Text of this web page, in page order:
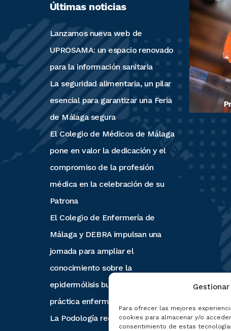
Para ofrecer las mejores
cookies para almacenar y/o
consentimiento de estas
Últimas noticias
Lanzamos nueva web de
UPROSAMA: un espacio renovado
para la información sanitaria
La seguridad alimentaria, un pilar
esencial para garantizar una Feria
de Málaga segura
El Colegio de Médicos de Málaga
pone en valor la dedicación y el
compromiso de la profesión
médica en la celebración de su
Patrona
El Colegio de Enfermería de
Málaga y DEBRA impulsan una
jornada para ampliar el
conocimiento sobre la
epidermólisis bullosa desde la
práctica enfermera
La Podología recuerda la